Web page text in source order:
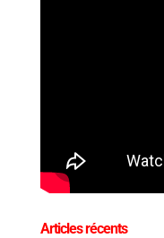
Articles récents